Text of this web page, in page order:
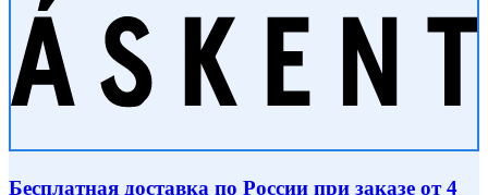
Бесплатная доставка по России при заказе от 4